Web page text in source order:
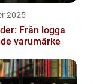
2025
Från logga
varumärke